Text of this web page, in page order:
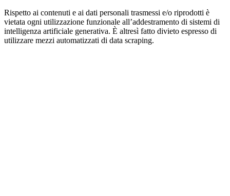
Rispetto ai contenuti e ai dati personali trasmessi e/o riprodotti è
vietata ogni utilizzazione funzionale all’addestramento di sistemi di
intelligenza artificiale generativa. È altresì fatto divieto espresso di
utilizzare mezzi automatizzati di data scraping.